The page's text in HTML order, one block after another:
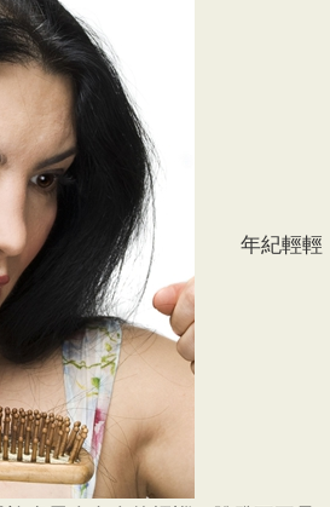
年紀輕輕